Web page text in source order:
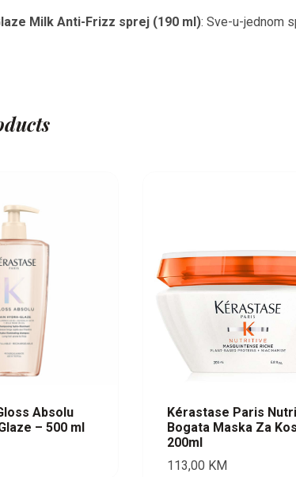
Milk Anti-Frizz sprej (190 ml): Sve-u-jednom
Absolu
– 500 ml
Kérastase Paris
Bogata Maska Za
200ml
113,00 KM